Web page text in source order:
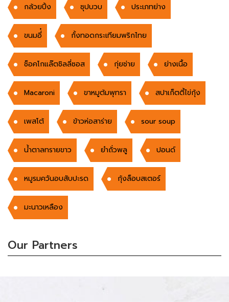
กล้วยปิ้ง ซุปบวบ ประเภทย่าง
ขนมอี่๋ กั้งทอดกระเทียมพริกไทย
ช็อคโกแล๊ตชิลลี่ซอส กุ่ยช่าย ย่างเนื้อ
Macaroni ขาหมูต้มพุทรา สปาเก็ตตี้ไข่กุ้ง
เพสโต้ ข้าวห่อสาร่าย sour soup
น้ำตาลทรายขาว ยำถั่วพลู ปอนด์
หมูรมควันอบสับปะรด กุ้งล็อบสเตอร์
มะนาวเหลือง
Our Partners